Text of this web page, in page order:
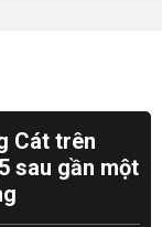
Cát trên
sau gần một